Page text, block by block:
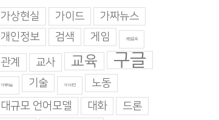
가상현실 가이드
가짜뉴스
개인정보
검색 게임 게임중독
관계 교사 교육 구글
기계학습 기술 기지과인
노동
대규모 언어모델
대화
드론